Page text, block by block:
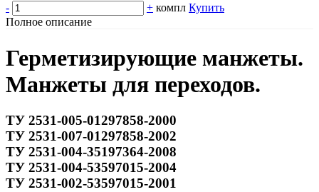
-
+ компл Купить
Полное описание
Герметизирующие манжеты.
Манжеты для переходов.
ТУ 2531-005-01297858-2000
ТУ 2531-007-01297858-2002
ТУ 2531-004-35197364-2008
ТУ 2531-004-53597015-2004
ТУ 2531-002-53597015-2001